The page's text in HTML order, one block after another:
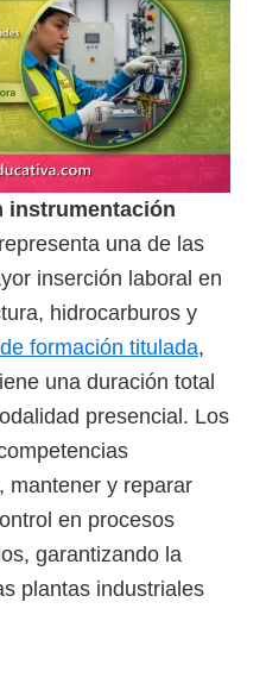
instrumentación
una de las
inserción laboral en
hidrocarburos y
formación titulada,
una duración total
presencial. Los
mantener y reparar
en procesos
garantizando la
plantas industriales